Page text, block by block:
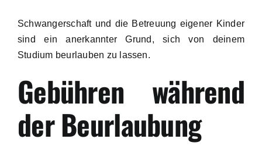
Mentale Gesundheit
Anträge & Richtlinien
Pflegetätigkeit
Versicherung
Schwangerschaft und die Betreuung eigener Kinder
sind ein anerkannter Grund, sich von deinem
Studium beurlauben zu lassen.
Gebühren während
der Beurlaubung